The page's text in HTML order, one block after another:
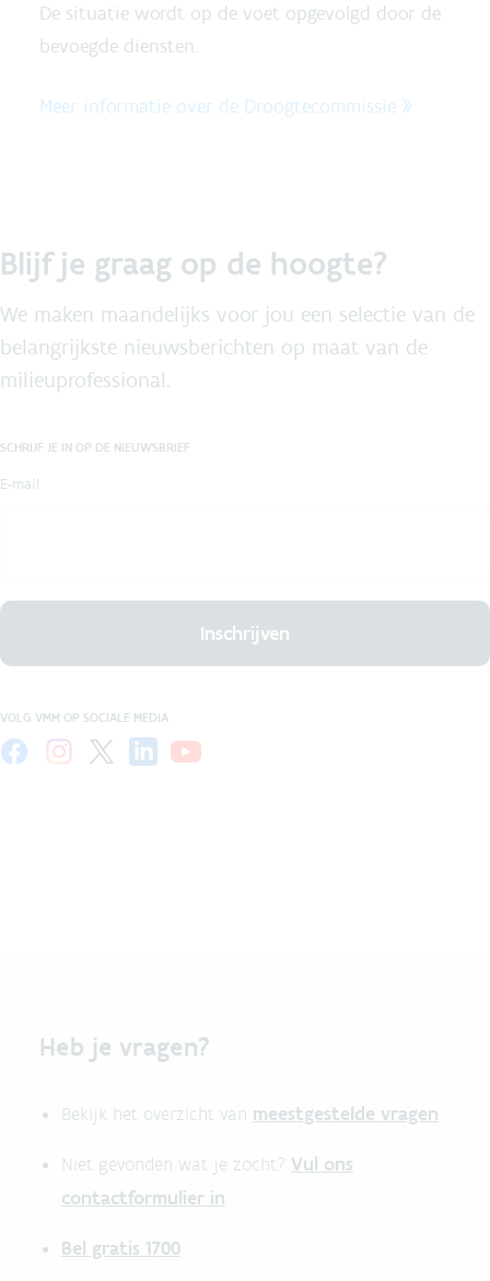
De situatie wordt op de voet opgevolgd door de
bevoegde diensten.
Meer informatie over de Droogtecommissie »
Blijf je graag op de hoogte?
We maken maandelijks voor jou een selectie van de
belangrijkste nieuwsberichten op maat van de
milieuprofessional.
SCHRIJF JE IN OP DE NIEUWSBRIEF
E-mail
Inschrijven
VOLG VMM OP SOCIALE MEDIA
Heb je vragen?
Bekijk het overzicht van meestgestelde vragen.
Niet gevonden wat je zocht? Vul ons
contactformulier in.
Bel gratis 1700